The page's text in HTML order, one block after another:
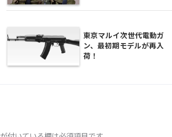
東京マルイ次世代電動ガ
ン、最初期モデルが再入
荷！